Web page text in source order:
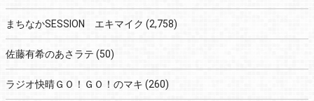
まちなかSESSION エキマイク (2,758)
佐藤有希のあさラテ (50)
ラジオ快晴ＧＯ！ＧＯ！のマキ (260)